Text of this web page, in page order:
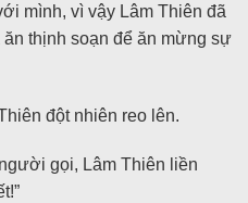
mình, vì vậy Lâm Thiên đã
thịnh soạn để ăn mừng sự
đột nhiên reo lên.
gọi, Lâm Thiên liền